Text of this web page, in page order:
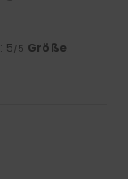
: 5/5 Größe: